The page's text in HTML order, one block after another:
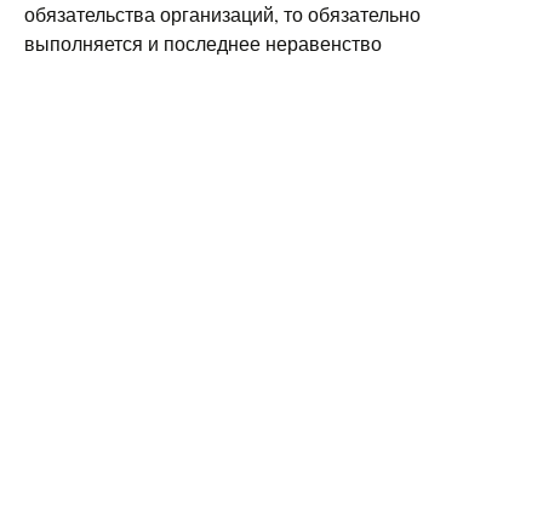
обязательства организаций, то обязательно
выполняется и последнее неравенство